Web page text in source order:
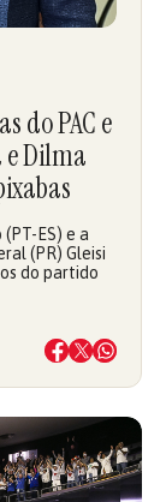
do PAC e
e Dilma
ES) e a
(PR) Gleisi
do partido